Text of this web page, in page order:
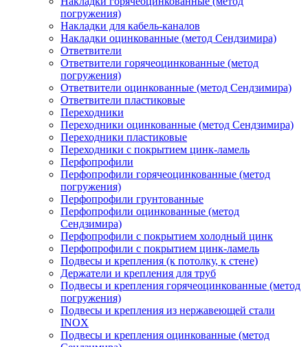
погружения)
Накладки для кабель-каналов
Накладки оцинкованные (метод Сендзимира)
Ответвители
Ответвители горячеоцинкованные (метод
погружения)
Ответвители оцинкованные (метод Сендзимира)
Ответвители пластиковые
Переходники
Переходники оцинкованные (метод Сендзимира)
Переходники пластиковые
Переходники с покрытием цинк-ламель
Перфопрофили
Перфопрофили горячеоцинкованные (метод
погружения)
Перфопрофили грунтованные
Перфопрофили оцинкованные (метод
Сендзимира)
Перфопрофили с покрытием холодный цинк
Перфопрофили с покрытием цинк-ламель
Подвесы и крепления (к потолку, к стене)
Держатели и крепления для труб
Подвесы и крепления горячеоцинкованные (метод
погружения)
Подвесы и крепления из нержавеющей стали
INOX
Подвесы и крепления оцинкованные (метод